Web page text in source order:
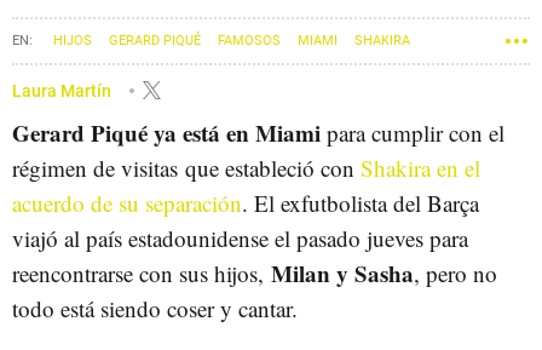
HIJOS GERARD PIQUÉ FAMOSOS MIAMI SHAKIRA
Laura Martín
Gerard Piqué ya está en Miami para cumplir con el
régimen de visitas que estableció con Shakira en el
acuerdo de su separación. El exfutbolista del Barça
viajó al país estadounidense el pasado jueves para
reencontrarse con sus hijos, Milan y Sasha, pero no
todo está siendo coser y cantar.